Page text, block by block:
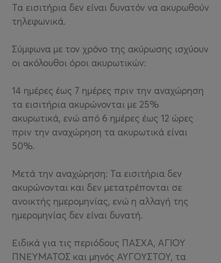
Τα εισιτήρια δεν είναι δυνατόν να ακυρωθούν
τηλεφωνικά.
Σύμφωνα με τον χρόνο της ακύρωσης ισχύουν
οι ακόλουθοι όροι ακυρωτικών:
14 ημέρες έως 7 ημέρες πριν την αναχώρηση
τα εισιτήρια ακυρώνονται με 25%
ακυρωτικά, ενώ από 6 ημέρες έως 12 ώρες
πριν την αναχώρηση τα ακυρωτικά είναι
50%.
Μετά την αναχώρηση: Τα εισιτήρια δεν
ακυρώνονται και δεν μετατρέπονται σε
ανοικτής ημερομηνίας, ενώ η αλλαγή της
ημερομηνίας δεν είναι δυνατή.
Ειδικά για τις περιόδους ΠΑΣΧΑ, ΑΓΙΟΥ
ΠΝΕΥΜΑΤΟΣ και μηνός ΑΥΓΟΥΣΤΟΥ, τα